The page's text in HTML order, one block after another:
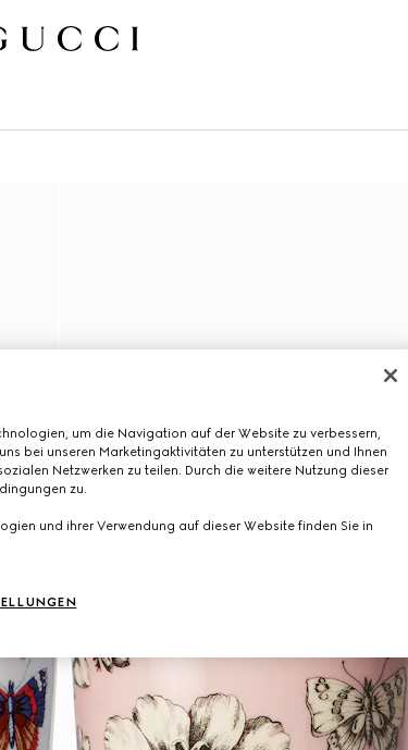
um die Navigation auf der Website zu verbessern,
bei unseren Marketingaktivitäten zu unterstützen und Ihnen
Netzwerken zu teilen. Durch die weitere Nutzung dieser
zu.
und ihrer Verwendung auf dieser Website finden Sie in